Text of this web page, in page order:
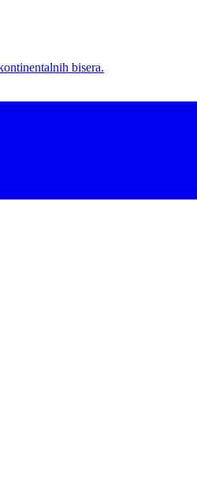
bisera.